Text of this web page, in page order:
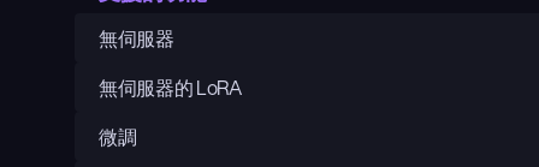
無伺服器
無伺服器的 LoRA
微調